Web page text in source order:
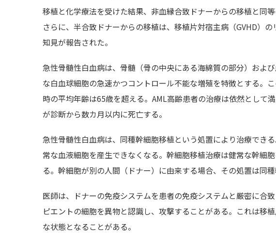
移植と化学療法を受けた結果、非血縁合致ドナーからの移植と同
さらに、半合致ドナーからの移植は、移植片対宿主病（GVHD）
知見が報告された。
急性骨髄性白血病は、骨髄（骨の中央にある海綿質の部分）およ
な白血球細胞の急速かつコントロール不能な増殖を特徴とする。
時の平均年齢は65歳を超える。AML高齢患者の治療は依然として
が診断から数カ月以内に死亡する。
急性骨髄性白血病は、同種幹細胞移植という処置により治療でき
常な血液細胞を産生できなくなる。幹細胞移植治療は健常な幹細
る。幹細胞が別の人間（ドナー）に由来する場合、その処置は同種
医師は、ドナーの免疫システムを患者の免疫システムと厳密に合
ピエントの細胞を異物と認識し、攻撃することがある。これは移
な状態となることがある。